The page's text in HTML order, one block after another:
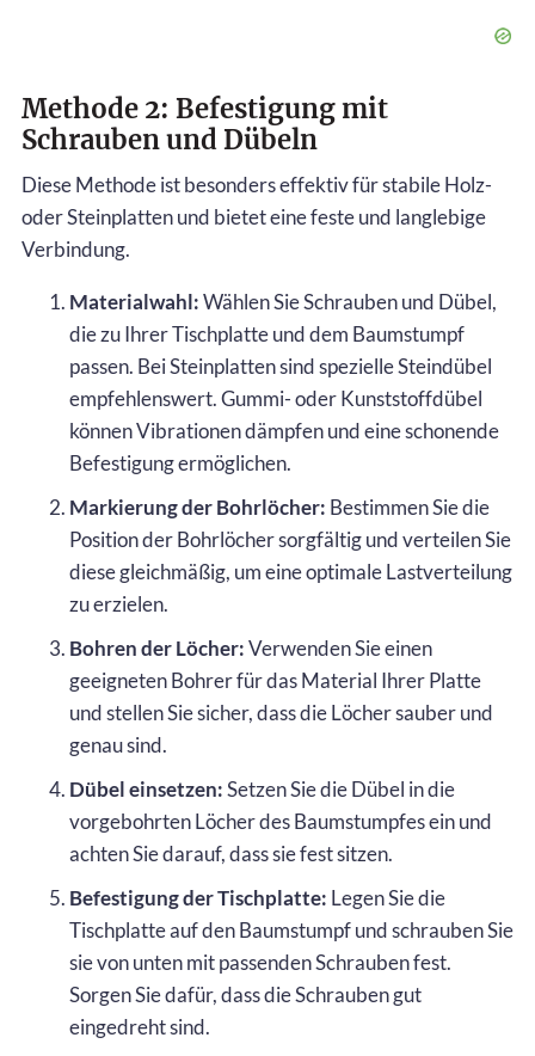
Methode 2: Befestigung mit
Schrauben und Dübeln
Diese Methode ist besonders effektiv für stabile Holz-
oder Steinplatten und bietet eine feste und langlebige
Verbindung.
Materialwahl:Wählen Sie Schrauben und Dübel,
die zu Ihrer Tischplatte und dem Baumstumpf
passen. Bei Steinplatten sind spezielle Steindübel
empfehlenswert. Gummi- oder Kunststoffdübel
können Vibrationen dämpfen und eine schonende
Befestigung ermöglichen.
Markierung der Bohrlöcher: Bestimmen Sie die
Position der Bohrlöcher sorgfältig und verteilen Sie
diese gleichmäßig, um eine optimale Lastverteilung
zu erzielen.
Bohren der Löcher:Verwenden Sie einen
geeigneten Bohrer für das Material Ihrer Platte
und stellen Sie sicher, dass die Löcher sauber und
genau sind.
Dübel einsetzen:Setzen Sie die Dübel in die
vorgebohrten Löcher des Baumstumpfes ein und
achten Sie darauf, dass sie fest sitzen.
Befestigung der Tischplatte: Legen Sie die
Tischplatte auf den Baumstumpf und schrauben Sie
sie von unten mit passenden Schrauben fest.
Sorgen Sie dafür, dass die Schrauben gut
eingedreht sind.